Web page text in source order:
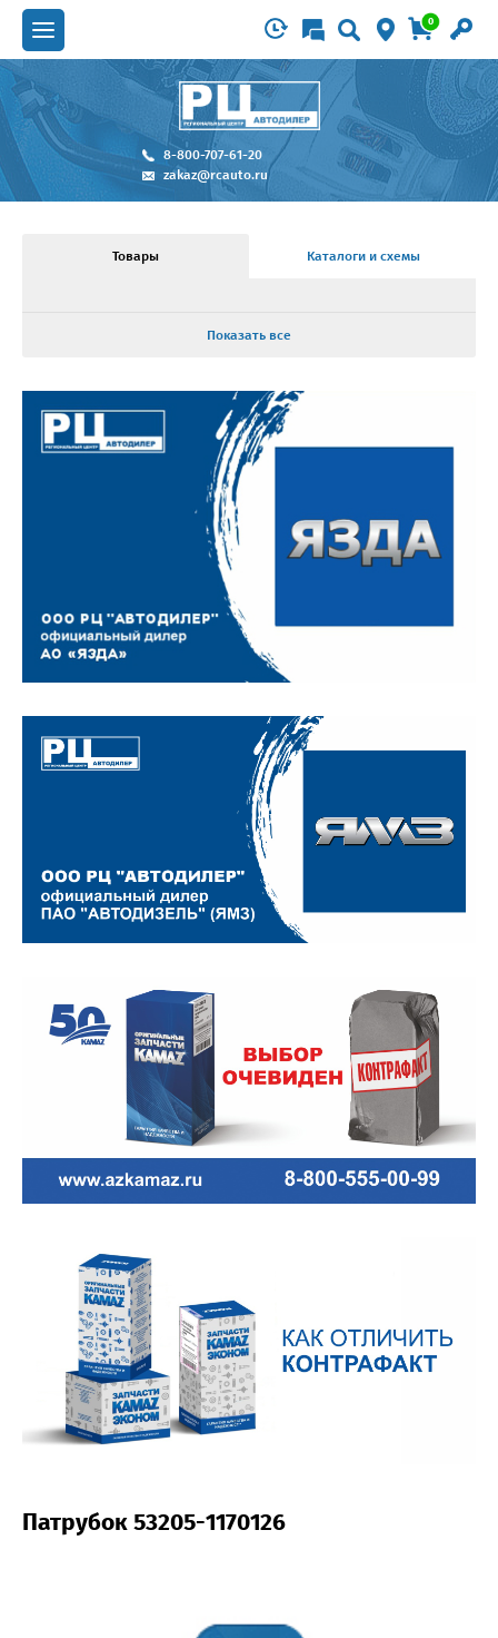
0
8-800-707-61-20
zakaz@rcauto.ru
Товары Каталоги и схемы
Показать все
Патрубок 53205-1170126